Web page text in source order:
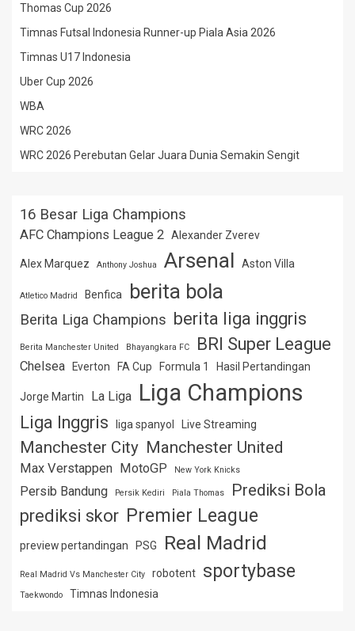
Thomas Cup 2026
Timnas Futsal Indonesia Runner-up Piala Asia 2026
Timnas U17 Indonesia
Uber Cup 2026
WBA
WRC 2026
WRC 2026 Perebutan Gelar Juara Dunia Semakin Sengit
16 Besar Liga Champions
AFC Champions League 2 Alexander Zverev
Alex Marquez Anthony Joshua Arsenal Aston Villa
Atletico Madrid Benfica berita bola
Berita Liga Champions berita liga inggris
Berita Manchester United Bhayangkara FC BRI Super League
Chelsea Everton FA Cup Formula 1 Hasil Pertandingan
Jorge Martin La Liga Liga Champions
Liga Inggris liga spanyol Live Streaming
Manchester City Manchester United
Max Verstappen MotoGP New York Knicks
Persib Bandung Persik Kediri Piala Thomas Prediksi Bola
prediksi skor Premier League
preview pertandingan PSG Real Madrid
Real Madrid Vs Manchester City robotent sportybase
Taekwondo Timnas Indonesia